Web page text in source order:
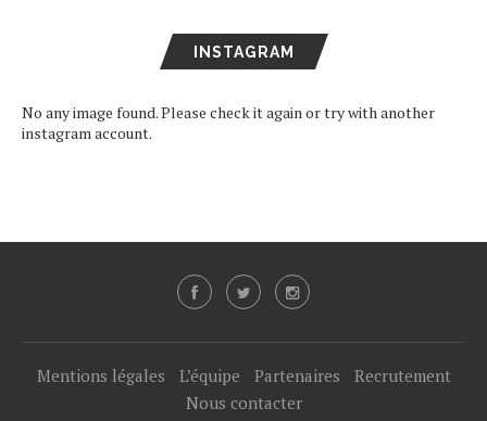
INSTAGRAM
No any image found. Please check it again or try with another
instagram account.
Mentions légales L’équipe Partenaires
Recrutement
Nous contacter